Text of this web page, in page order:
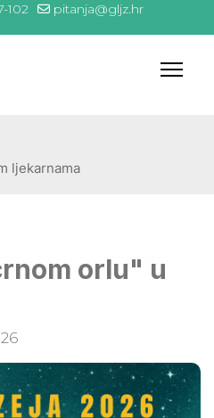
102 pitanja@gljz.hr
ljekarnama
orlu" u